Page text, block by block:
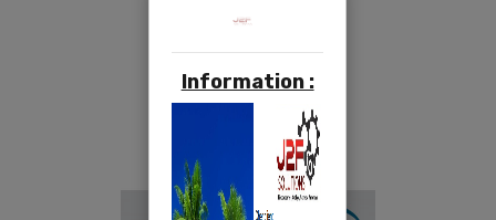
DEFONCEUSES VIRUTEX
Information :